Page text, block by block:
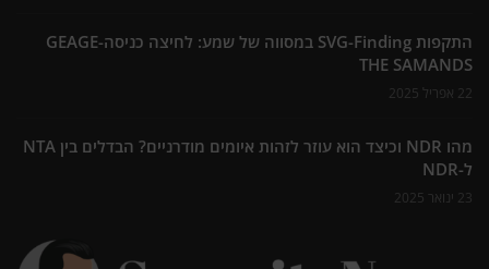
התקפות SVG-Finding במסווה של שמע: לחיצה כניסה-GEAGE
THE SAMANDS
22 אפריל 2025
מהו NDR וכיצד הוא עוזר לזהות איומים מודרניים? הבדלים בין NTA
ל-NDR
23 ינואר 2025